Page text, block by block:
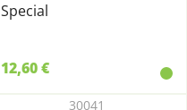
Special
12,60 €
30041